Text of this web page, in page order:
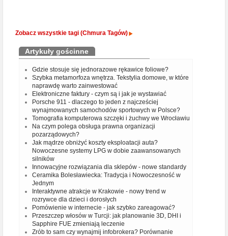
Zobacz wszystkie tagi (Chmura Tagów)
Artykuły gościnne
Gdzie stosuje się jednorazowe rękawice foliowe?
Szybka metamorfoza wnętrza. Tekstylia domowe, w które
naprawdę warto zainwestować
Elektroniczne faktury - czym są i jak je wystawiać
Porsche 911 - dlaczego to jeden z najcześciej
wynajmowanych samochodów sportowych w Polsce?
Tomografia komputerowa szczęki i żuchwy we Wrocławiu
Na czym polega obsługa prawna organizacji
pozarządowych?
Jak mądrze obniżyć koszty eksploatacji auta?
Nowoczesne systemy LPG w dobie zaawansowanych
silników
Innowacyjne rozwiązania dla sklepów - nowe standardy
Ceramika Bolesławiecka: Tradycja i Nowoczesność w
Jednym
Interaktywne atrakcje w Krakowie - nowy trend w
rozrywce dla dzieci i dorosłych
Pomówienie w internecie - jak szybko zareagować?
Przeszczep włosów w Turcji: jak planowanie 3D, DHI i
Sapphire FUE zmieniają leczenie
Zrób to sam czy wynajmij infobrokera? Porównanie